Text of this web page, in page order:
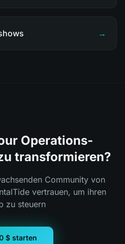
→
Operations-
transformieren?
Community von
vertrauen, um ihren
zu steuern
$ starten